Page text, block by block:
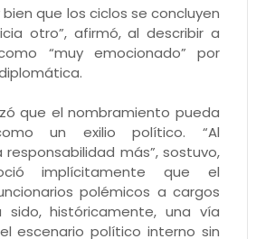
bien que los ciclos se concluyen
otro”, afirmó, al describir a
“muy emocionado” por
que el nombramiento pueda
un exilio político. “Al
más”, sostuvo,
implícitamente que el
polémicos a cargos
sido, históricamente, una vía
escenario político interno sin